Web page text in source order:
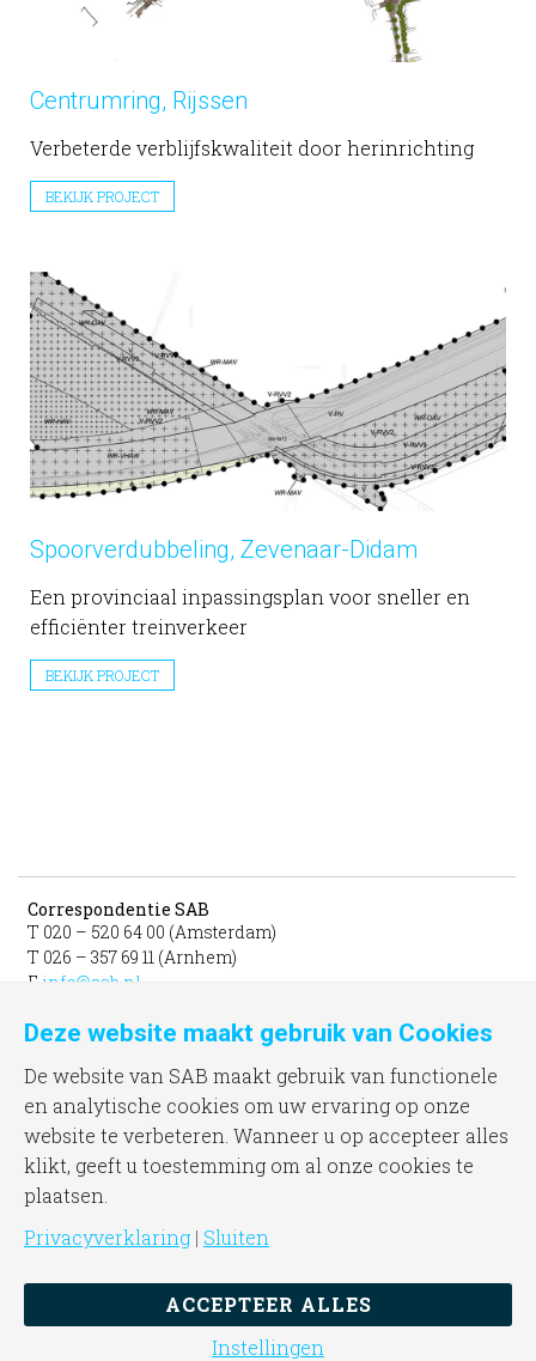
Centrumring, Rijssen
Verbeterde verblijfskwaliteit door herinrichting
BEKIJK PROJECT
Spoorverdubbeling, Zevenaar-Didam
Een provinciaal inpassingsplan voor sneller en
efficiënter treinverkeer
BEKIJK PROJECT
Correspondentie SAB
T 020 – 520 64 00 (Amsterdam)
T 026 – 357 69 11 (Arnhem)
E info@sab.nl
Bezoekadres Amsterdam
gevestigd in het INIT
unit 331b
Jacob Bontiusplaats 9
1018 LL Amsterdam
Bezoekadres Arnhem
Frombergdwarsstraat 54
6814 DZ Arnhem
Deze website maakt gebruik van Cookies
De website van SAB maakt gebruik van functionele
en analytische cookies om uw ervaring op onze
website te verbeteren. Wanneer u op accepteer alles
klikt, geeft u toestemming om al onze cookies te
plaatsen.
Privacyverklaring | Sluiten
ACCEPTEER ALLES
Instellingen